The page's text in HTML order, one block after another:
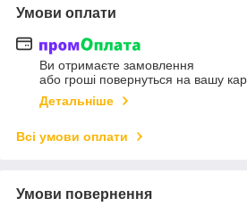
Умови оплати
Ви отримаєте замовлення
або гроші повернуться на вашу
Детальніше
Всі умови оплати
Умови повернення